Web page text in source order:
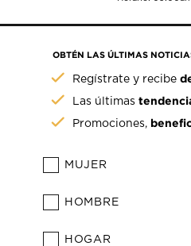
OBTÉN LAS ÚLTIMAS
Regístrate y recibe
Las últimas
Promociones,
MUJER
HOMBRE
HOGAR